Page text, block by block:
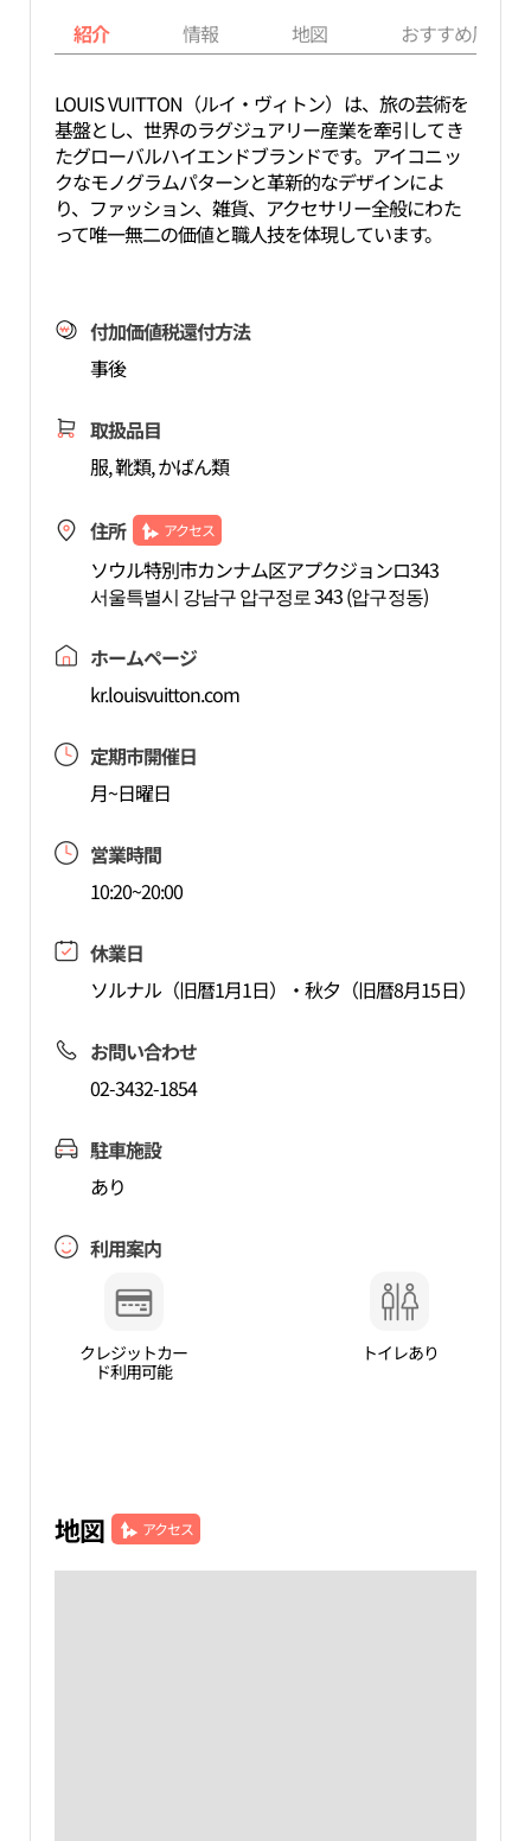
紹介 情報 地図 おすすめ周辺
LOUIS VUITTON（ルイ・ヴィトン）は、旅の芸術を
基盤とし、世界のラグジュアリー産業を牽引してき
たグローバルハイエンドブランドです。アイコニッ
クなモノグラムパターンと革新的なデザインによ
り、ファッション、雑貨、アクセサリー全般にわた
って唯一無二の価値と職人技を体現しています。
付加価値税還付方法
事後
取扱品目
服, 靴類, かばん類
住所 アクセス
ソウル特別市カンナム区アプクジョンロ343
서울특별시 강남구 압구정로 343 (압구정동)
ホームページ
kr.louisvuitton.com
定期市開催日
月~日曜日
営業時間
10:20~20:00
休業日
ソルナル（旧暦1月1日）・秋夕（旧暦8月15日）
お問い合わせ
02-3432-1854
駐車施設
あり
利用案内
クレジットカー
ド利用可能
トイレあり
地図 アクセス